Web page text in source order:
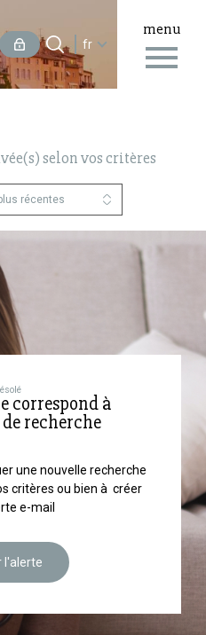
menu
fr
Langue
fr
selon vos critères
récentes
correspond à
recherche
une nouvelle recherche
critères ou bien à créer
e-mail
l'alerte